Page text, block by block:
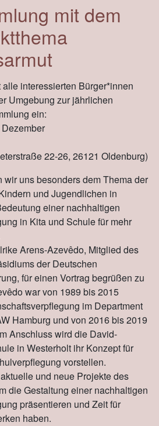
mit dem
interessierten Bürger*innen
Umgebung zur jährlichen
ein:
22-26, 26121 Oldenburg)
wir uns besonders dem Thema der
und Jugendlichen in
einer nachhaltigen
in Kita und Schule für mehr
Arens-Azevêdo, Mitglied des
der Deutschen
für einen Vortrag begrüßen zu
war von 1989 bis 2015
im Department
Hamburg und von 2016 bis 2019
Anschluss wird die David-
in Westerholt ihr Konzept für
vorstellen.
und neue Projekte des
die Gestaltung einer nachhaltigen
präsentieren und Zeit für
haben.